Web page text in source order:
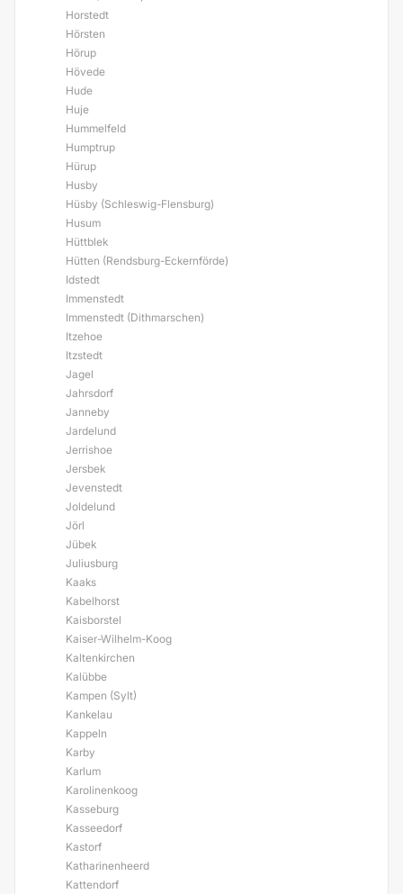
Horstedt
Hörsten
Hörup
Hövede
Hude
Huje
Hummelfeld
Humptrup
Hürup
Husby
Hüsby (Schleswig-Flensburg)
Husum
Hüttblek
Hütten (Rendsburg-Eckernförde)
Idstedt
Immenstedt
Immenstedt (Dithmarschen)
Itzehoe
Itzstedt
Jagel
Jahrsdorf
Janneby
Jardelund
Jerrishoe
Jersbek
Jevenstedt
Joldelund
Jörl
Jübek
Juliusburg
Kaaks
Kabelhorst
Kaisborstel
Kaiser-Wilhelm-Koog
Kaltenkirchen
Kalübbe
Kampen (Sylt)
Kankelau
Kappeln
Karby
Karlum
Karolinenkoog
Kasseburg
Kasseedorf
Kastorf
Katharinenheerd
Kattendorf